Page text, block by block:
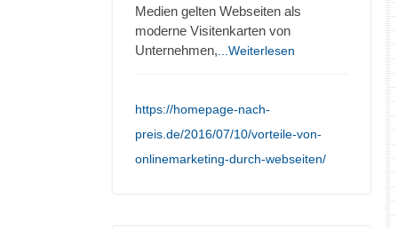
Medien gelten Webseiten als
moderne Visitenkarten von
Unternehmen, ...Weiterlesen
https://homepage-nach-
preis.de/2016/07/10/vorteile-von-
onlinemarketing-durch-webseiten/